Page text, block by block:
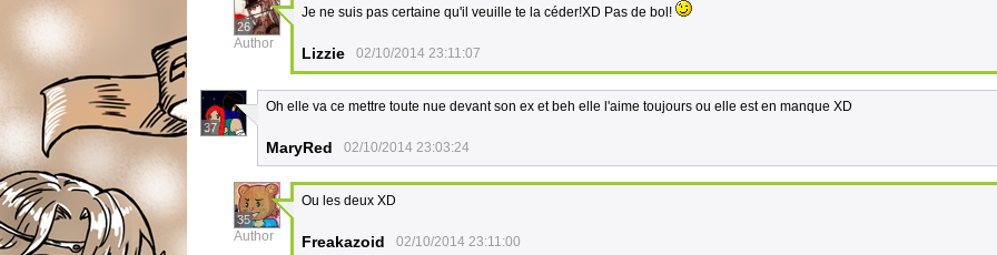
26
Author
Je ne suis pas certaine qu'il veuille te la céder!XD Pas de bol!
Lizzie 02/10/2014 23:11:07
37
Oh elle va ce mettre toute nue devant son ex et beh elle l'aime toujours ou elle est en manque XD
MaryRed 02/10/2014 23:03:24
35
Author
Ou les deux XD
Freakazoid 02/10/2014 23:11:00